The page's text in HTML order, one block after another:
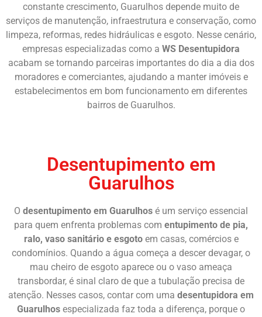
constante crescimento, Guarulhos depende muito de
serviços de manutenção, infraestrutura e conservação, como
limpeza, reformas, redes hidráulicas e esgoto. Nesse cenário,
empresas especializadas como a WS Desentupidora
acabam se tornando parceiras importantes do dia a dia dos
moradores e comerciantes, ajudando a manter imóveis e
estabelecimentos em bom funcionamento em diferentes
bairros de Guarulhos.
Desentupimento em
Guarulhos
O desentupimento em Guarulhos é um serviço essencial
para quem enfrenta problemas com entupimento de pia,
ralo, vaso sanitário e esgotoem casas, comércios e
condomínios. Quando a água começa a descer devagar, o
mau cheiro de esgoto aparece ou o vaso ameaça
transbordar, é sinal claro de que a tubulação precisa de
atenção. Nesses casos, contar com uma desentupidora em
Guarulhos especializada faz toda a diferença, porque o